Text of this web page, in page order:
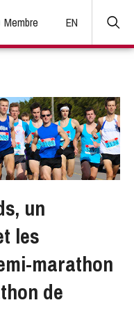
Membre EN
un
les
marathon
de